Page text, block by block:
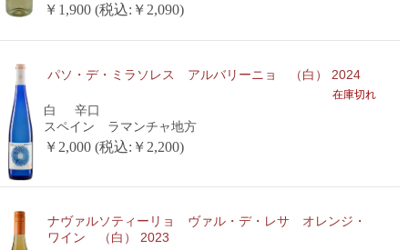
￥1,900 (税込:￥2,090)
パソ・デ・ミラソレス アルバリーニョ （白） 2024
在庫切れ
白
辛口
スペイン ラマンチャ地方
￥2,000 (税込:￥2,200)
ナヴァルソティーリョ ヴァル・デ・レサ オレンジ・
ワイン （白） 2023